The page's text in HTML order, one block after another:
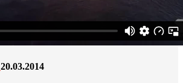
20.03.2014